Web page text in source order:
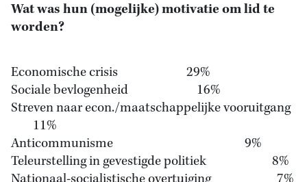
Wat was hun (mogelijke) motivatie om lid te
worden?
Economische crisis 29%
Sociale bevlogenheid 16%
Streven naar econ./maatschappelijke vooruitgang
11%
Anticommunisme 9%
Teleurstelling in gevestigde politiek 8%